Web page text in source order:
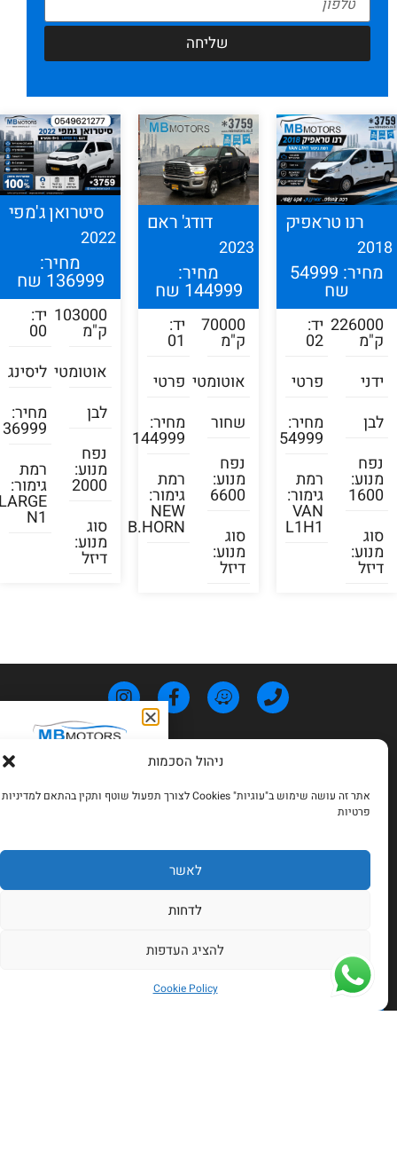
ניהול הסכמות
אתר זה עושה שימוש ב"עוגיות" Cookies לצורך תפעול שוטף ותקין בהתאם למדיניות
פרטיות
לאשר
לדחות
להציג העדפות
Cookie Policy
שליחה
רנו טראפיק
מחיר: 54999
שח
226000
ק"מ
ידני
לבן
נפח
מנוע:
1600
סוג
מנוע:
דיזל
יד:
02
פרטי
מחיר:
54999
רמת
גימור:
VAN
L1H1
דודג' ראם
2023
מחיר:
144999 שח
70000
ק"מ
אוטומטי
שחור
נפח
מנוע:
6600
סוג
מנוע:
דיזל
יד:
01
פרטי
מחיר:
144999
רמת
גימור:
NEW
B.HORN
סיטרואן ג'מפי
2022
מחיר:
136999 שח
103000
ק"מ
אוטומטי
לבן
נפח
מנוע:
2000
סוג
מנוע:
דיזל
יד:
00
ליסינג
מחיר:
136999
רמת
גימור:
LARGE
N1
פרטי התקשרות
השאירו לנו פרטים ונשמח לחזור אליכם
בואו נתאם פגישה